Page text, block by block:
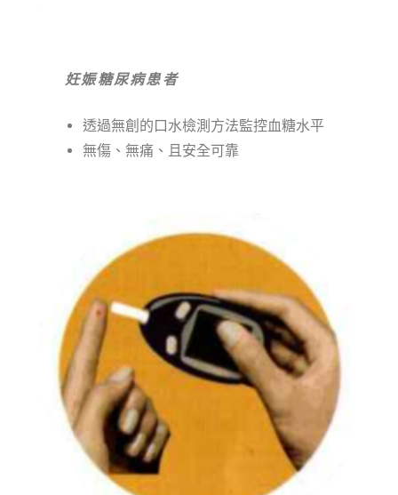
妊娠糖尿病患者
透過無創的口水檢測方法監控血糖水平
無傷、無痛、且安全可靠